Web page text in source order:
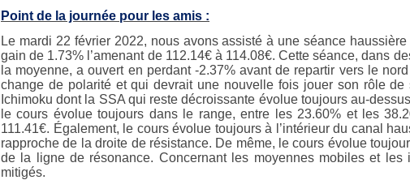
Point de la journée pour les amis :
Le mardi 22 février 2022, nous avons assisté à une séance
gain de 1.73% l’amenant de 112.14€ à 114.08€. Cette séance, dans
la moyenne, a ouvert en perdant -2.37% avant de repartir vers le
change de polarité et qui devrait une nouvelle fois jouer son rôle
Ichimoku dont la SSA qui reste décroissante évolue toujours au-
le cours évolue toujours dans le range, entre les 23.60% et les
111.41€. Également, le cours évolue toujours à l’intérieur du canal
rapproche de la droite de résistance. De même, le cours évolue
de la ligne de résonance. Concernant les moyennes mobiles et
mitigés.